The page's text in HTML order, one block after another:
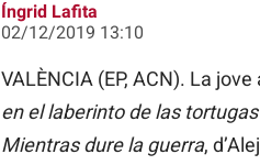
Íngrid Lafita
02/12/2019 13:10
VALÈNCIA (EP, ACN). La
en el laberinto de las tortugas
Mientras dure la guerra,